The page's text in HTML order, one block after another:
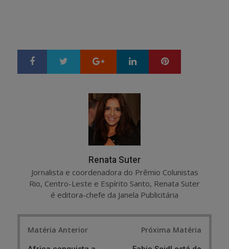
Google+ LinkedIn
Renata Suter
Jornalista e coordenadora do Prêmio Colunistas
Rio, Centro-Leste e Espírito Santo, Renata Suter
é editora-chefe da Janela Publicitária
Matéria Anterior Próxima Matéria